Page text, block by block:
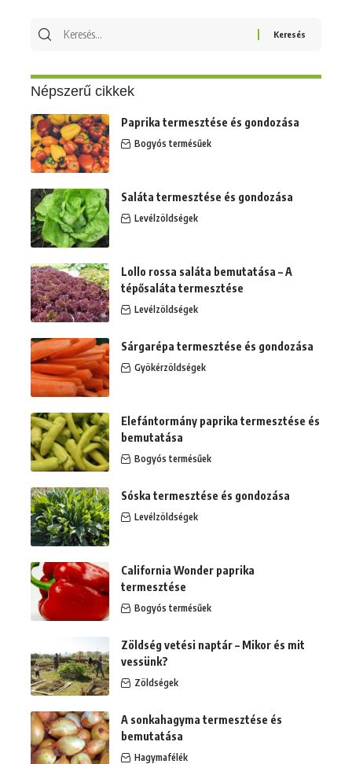
Keresés
Népszerű cikkek
Paprika termesztése és gondozása
Bogyós termésűek
Saláta termesztése és gondozása
Levélzöldségek
Lollo rossa saláta bemutatása – A
tépősaláta termesztése
Levélzöldségek
Sárgarépa termesztése és gondozása
Gyökérzöldségek
Elefántormány paprika termesztése és
bemutatása
Bogyós termésűek
Sóska termesztése és gondozása
Levélzöldségek
California Wonder paprika
termesztése
Bogyós termésűek
Zöldség vetési naptár – Mikor és mit
vessünk?
Zöldségek
A sonkahagyma termesztése és
bemutatása
Hagymafélék